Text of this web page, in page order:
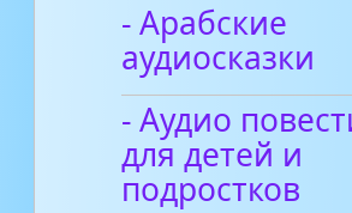
- Арабские
аудиосказки
- Аудио
для детей и
подростков